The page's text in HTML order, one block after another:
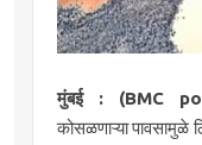
मुंबई : (BMC
कोसळणाऱ्या पावसामुळे